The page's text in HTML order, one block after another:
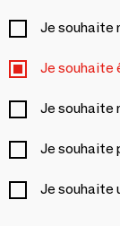
Je souhaite
Je souhaite
Je souhaite
Je souhaite
Je souhaite